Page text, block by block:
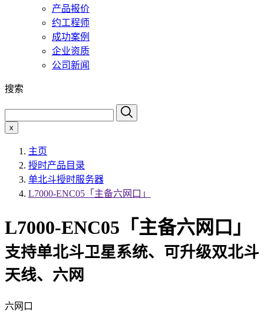
产品报价
约工程师
成功案例
企业资质
公司新闻
搜索
x
主页
授时产品目录
单北斗授时服务器
L7000-ENC05「主备六网口」
L7000-ENC05「主备六网口」
支持单北斗卫星系统、可升级双北斗
天线、六网
六网口